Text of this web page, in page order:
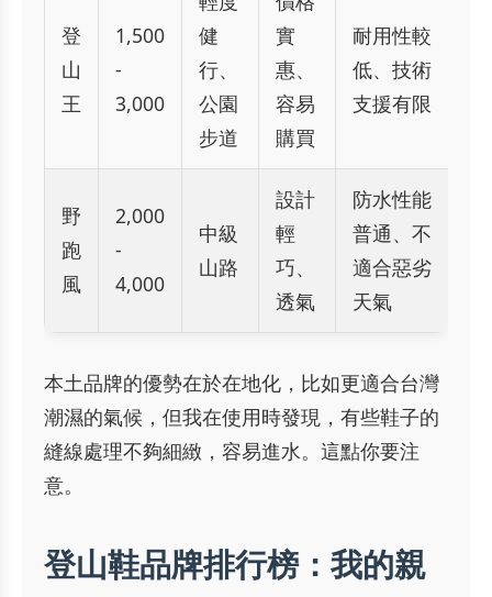
登
山
王
1,500
-
3,000
健
行、
公園
步道
實
惠、
容易
購買
耐用性較
低、技術
支援有限
野
跑
風
2,000
-
4,000
中級
山路
設計
輕
巧、
透氣
防水性能
普通、不
適合惡劣
天氣
本土品牌的優勢在於在地化，比如更適合台灣
潮濕的氣候，但我在使用時發現，有些鞋子的
縫線處理不夠細緻，容易進水。這點你要注
意。
登山鞋品牌排行榜：我的親